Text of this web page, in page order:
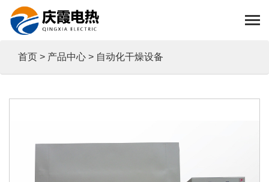
首页 > 产品中心 > 自动化干燥设备